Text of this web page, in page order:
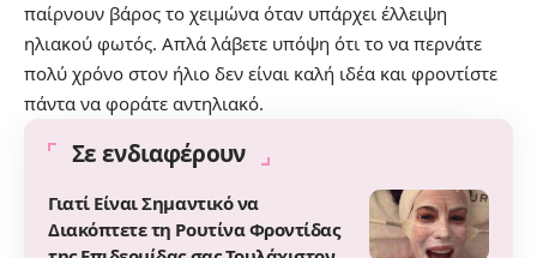
παίρνουν βάρος το χειμώνα όταν υπάρχει έλλειψη
ηλιακού φωτός. Απλά λάβετε υπόψη ότι το να περνάτε
πολύ χρόνο στον ήλιο δεν είναι καλή ιδέα και φροντίστε
πάντα να φοράτε αντηλιακό.
Σε ενδιαφέρουν
Γιατί Είναι Σημαντικό να
Διακόπτετε τη Ρουτίνα Φροντίδας